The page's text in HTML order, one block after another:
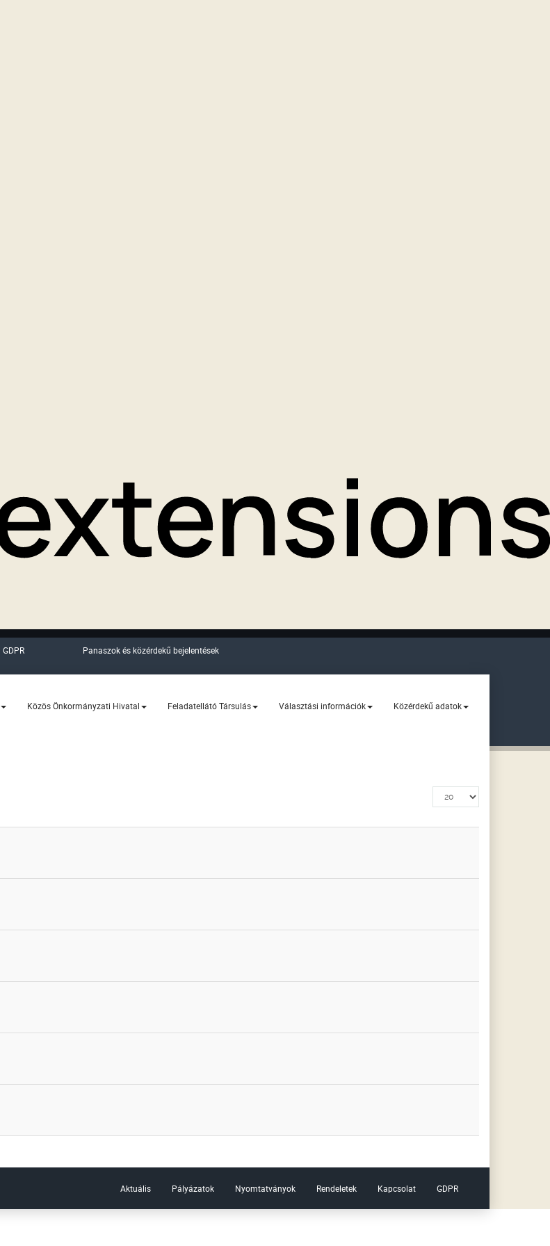
GDPR Panaszok és közérdekű bejelentések
Közös Önkormányzati Hivatal Feladatellátó Társulás Választási információk Közérdekű adatok
Tételek
#
Aktuális Pályázatok Nyomtatványok Rendeletek Kapcsolat GDPR